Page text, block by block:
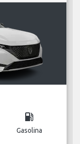
local_gas_station
Gasolina